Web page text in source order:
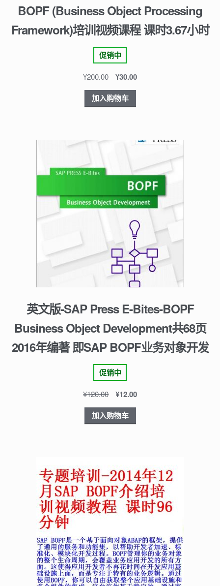
BOPF (Business Object Processing
Framework)培训视频课程 课时3.67小时
促销中
¥200.00 ¥30.00
加入购物车
英文版-SAP Press E-Bites-BOPF
Business Object Development共68页
2016年编著 即SAP BOPF业务对象开发
促销中
¥120.00 ¥12.00
加入购物车